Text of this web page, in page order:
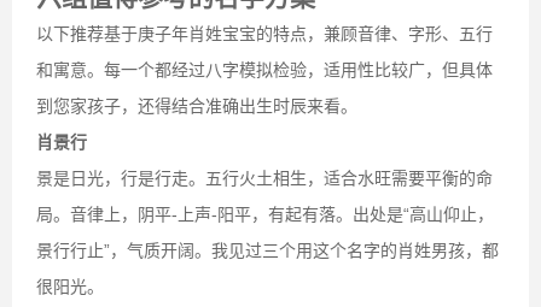
以下推荐基于庚子年肖姓宝宝的特点，兼顾音律、字形、五行
和寓意。每一个都经过八字模拟检验，适用性比较广，但具体
到您家孩子，还得结合准确出生时辰来看。
肖景行
景是日光，行是行走。五行火土相生，适合水旺需要平衡的命
局。音律上，阴平-上声-阳平，有起有落。出处是“高山仰止，
景行行止”，气质开阔。我见过三个用这个名字的肖姓男孩，都
很阳光。